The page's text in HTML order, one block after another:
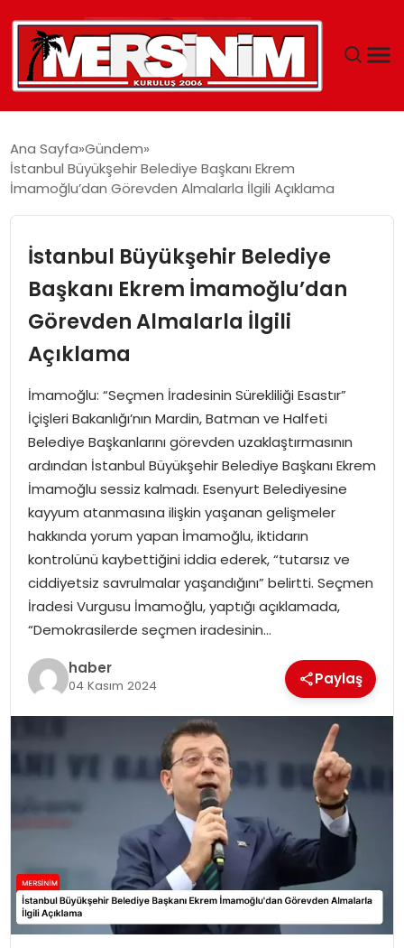
YAŞAM
EĞITIM
SPOR
EKONOMI
MAGAZIN
DÜNYA
OTOMOBIL
Ana Sayfa Gündem
İstanbul Büyükşehir Belediye Başkanı Ekrem
İmamoğlu’dan Görevden Almalarla İlgili Açıklama
İstanbul Büyükşehir Belediye
Başkanı Ekrem İmamoğlu’dan
Görevden Almalarla İlgili
Açıklama
İmamoğlu: “Seçmen İradesinin Sürekliliği Esastır”
İçişleri Bakanlığı’nın Mardin, Batman ve Halfeti
Belediye Başkanlarını görevden uzaklaştırmasının
ardından İstanbul Büyükşehir Belediye Başkanı Ekrem
İmamoğlu sessiz kalmadı. Esenyurt Belediyesine
kayyum atanmasına ilişkin yaşanan gelişmeler
hakkında yorum yapan İmamoğlu, iktidarın
kontrolünü kaybettiğini iddia ederek, “tutarsız ve
ciddiyetsiz savrulmalar yaşandığını” belirtti. Seçmen
İradesi Vurgusu İmamoğlu, yaptığı açıklamada,
“Demokrasilerde seçmen iradesinin…
haber
04 Kasım 2024 Paylaş